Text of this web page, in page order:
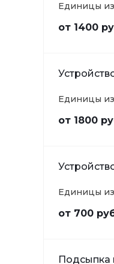
Единицы
от 1400
Единицы
от 1800
Единицы
от 700
Подсыпка